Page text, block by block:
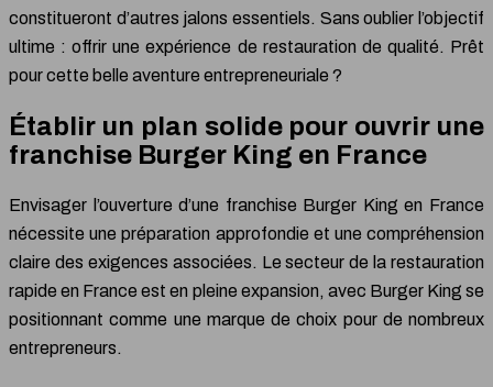
constitueront d’autres jalons essentiels. Sans oublier l’objectif
ultime : offrir une expérience de restauration de qualité. Prêt
pour cette belle aventure entrepreneuriale ?
Établir un plan solide pour ouvrir une
franchise Burger King en France
Envisager l’ouverture d’une franchise Burger King en France
nécessite une préparation approfondie et une compréhension
claire des exigences associées. Le secteur de la restauration
rapide en France est en pleine expansion, avec Burger King se
positionnant comme une marque de choix pour de nombreux
entrepreneurs.